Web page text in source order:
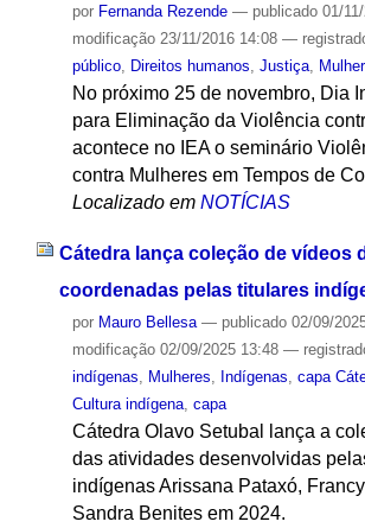
por Fernanda Rezende — publicado01/11/
modificação23/11/2016 14:08 —
público, Direitos humanos, Justiça,
No próximo 25 de novembro, Dia
para Eliminação da Violência
acontece no IEA o seminário
contra Mulheres em Tempos de
Localizado em NOTÍCIAS
Cátedra lança coleção de vídeos
coordenadas pelas titulares
por Mauro Bellesa — publicado02/09/
modificação02/09/2025 13:48 —
indígenas
Mulheres Indígenas capa
Cultura indígena, capa
Cátedra Olavo Setubal lança a
das atividades desenvolvidas
indígenas Arissana Pataxó,
Sandra Benites em 2024.